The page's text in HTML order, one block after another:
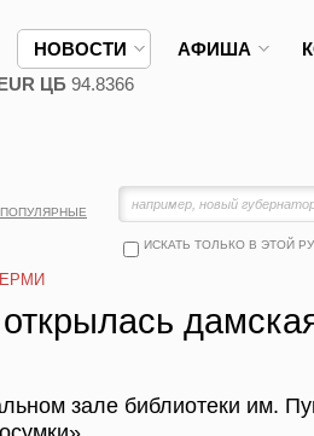
НОВОСТИ АФИША
ЦБ 94.8366
ИСКАТЬ ТОЛЬКО В ЭТОЙ
ПОПУЛЯРНЫЕ
зале библиотеки им.